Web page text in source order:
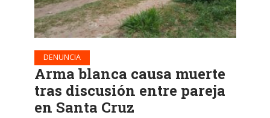
DENUNCIA
Arma blanca causa muerte
tras discusión entre pareja
en Santa Cruz